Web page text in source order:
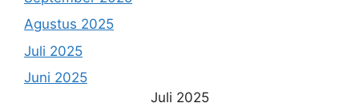
Agustus 2025
Juli 2025
Juni 2025
Juli 2025